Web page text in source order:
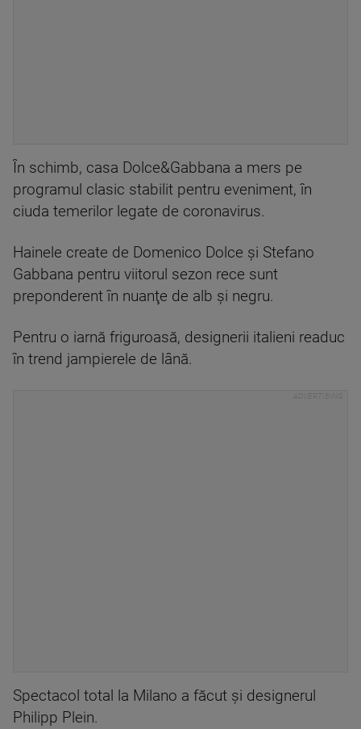
În schimb, casa Dolce&Gabbana a mers pe
programul clasic stabilit pentru eveniment, în
ciuda temerilor legate de coronavirus.
Hainele create de Domenico Dolce şi Stefano
Gabbana pentru viitorul sezon rece sunt
preponderent în nuanţe de alb şi negru.
Pentru o iarnă friguroasă, designerii italieni readuc
în trend jampierele de lână.
Spectacol total la Milano a făcut şi designerul
Philipp Plein.